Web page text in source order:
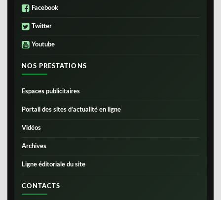
Facebook
Twitter
Youtube
NOS PRESTATIONS
Espaces publicitaires
Portail des sites d’actualité en ligne
Vidéos
Archives
Ligne éditoriale du site
CONTACTS